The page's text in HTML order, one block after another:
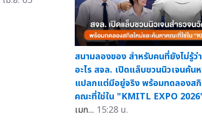
สนามลองของ สำหรับคนที่ยังไม่รู้ว่
อะไร สจล. เปิดแล็บชวนนิวเจนค้น
แปลกแต่มีอยู่จริง พร้อมทดลองส
คณะที่ใช่ใน "KMITL EXPO
เมก... 15:28 น.